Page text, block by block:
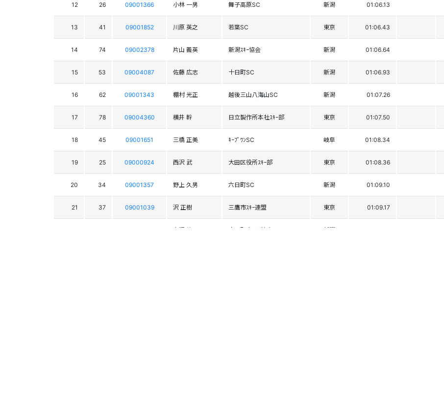
12 26 09001366 小林 一男 舞子高原SC 新潟 01:06.13
13 41 09001852 川原 英之 若葉SC 東京 01:06.43
14 74 09002378 片山 義英 新潟ｽｷｰ協会 新潟 01:06.64
15 53 09004087 佐藤 広志 十日町SC 新潟 01:06.93
16 62 09001343 棚村 光正 越後三山八海山SC 新潟 01:07.26
17 78 09004360 横井 幹 日立製作所本社ｽｷｰ部 東京 01:07.50
18 45 09001651 三橋 正美 ｷｰﾌﾟﾜﾝSC 岐阜 01:08.34
19 25 09000924 西沢 武 大田区役所ｽｷｰ部 東京 01:08.36
20 34 09001357 野上 久男 六日町SC 新潟 01:09.10
21 37 09001039 沢 正樹 三鷹市ｽｷｰ連盟 東京 01:09.17
宮澤 伸一 十日町市ｽｷｰ協会 新潟